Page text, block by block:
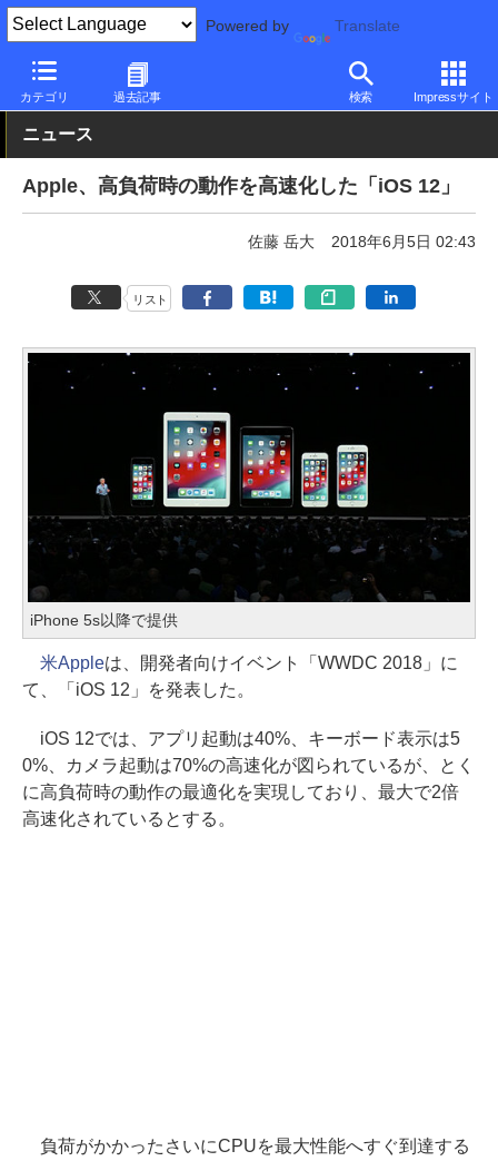
Powered by Translate
カテゴリ 過去記事 検索 Impressサイト
PC Watch ソフトウェア/アプリ 新バージョン
ニュース
Apple、高負荷時の動作を高速化した「iOS 12」
佐藤 岳大 2018年6月5日 02:43
リスト
iPhone 5s以降で提供
米Appleは、開発者向けイベント「WWDC 2018」に
て、「iOS 12」を発表した。
iOS 12では、アプリ起動は40%、キーボード表示は5
0%、カメラ起動は70%の高速化が図られているが、とく
に高負荷時の動作の最適化を実現しており、最大で2倍
高速化されているとする。
負荷がかかったさいにCPUを最大性能へすぐ到達する